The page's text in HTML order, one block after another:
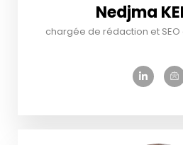
Nedjma
chargée de rédaction et SEO